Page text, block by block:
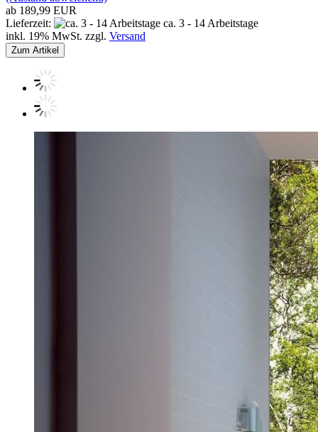
ab 189,99 EUR
Lieferzeit:
ca. 3 - 14 Arbeitstage
inkl. 19% MwSt. zzgl. Versand
Zum Artikel